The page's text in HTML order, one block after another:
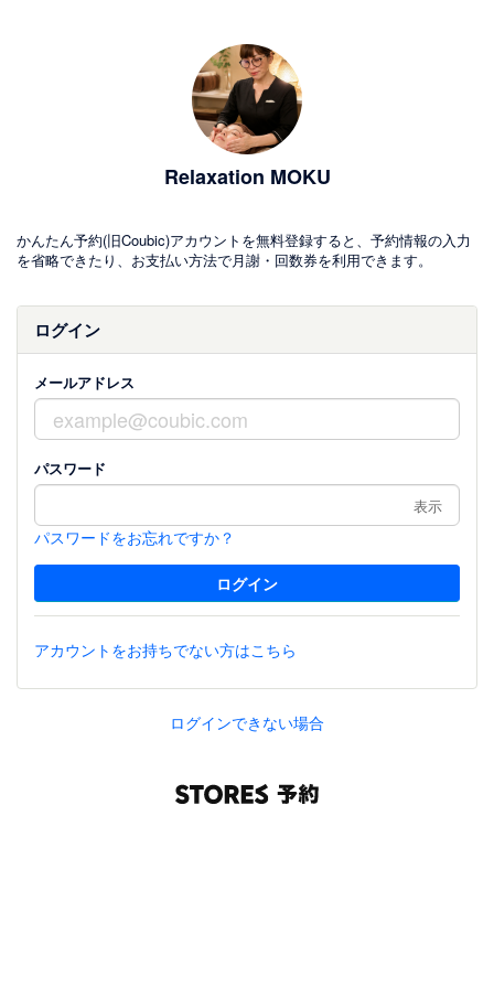
Relaxation MOKU
かんたん予約(旧Coubic)アカウントを無料登録すると、予約情報の入力
を省略できたり、お支払い方法で月謝・回数券を利用できます。
ログイン
メールアドレス
パスワード
表示
パスワードをお忘れですか？
アカウントをお持ちでない方はこちら
ログインできない場合